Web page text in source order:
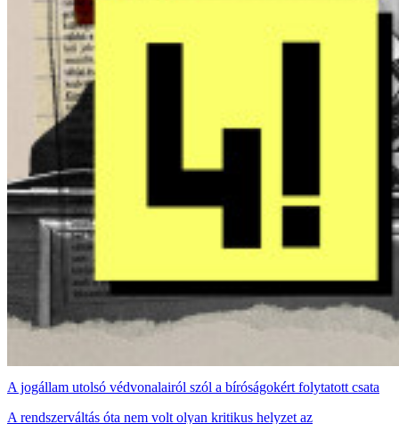
A jogállam utolsó védvonalairól szól a bíróságokért folytatott csata
A rendszerváltás óta nem volt olyan kritikus helyzet az